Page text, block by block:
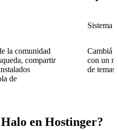
la comunidad
compartir
de
Sistema
Cambiá
con un
de
en Hostinger?